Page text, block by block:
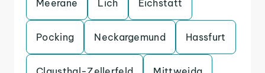
Meerane Lich Eichstatt
Pocking Neckargemund Hassfurt